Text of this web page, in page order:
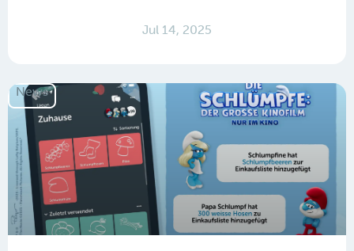
Jul 14, 2025
News